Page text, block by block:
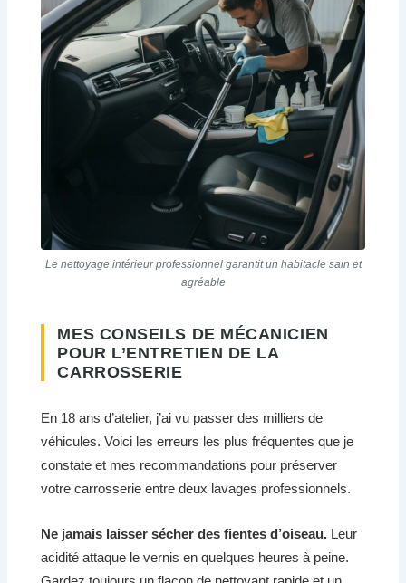
Le nettoyage intérieur professionnel garantit un habitacle sain et
agréable
MES CONSEILS DE MÉCANICIEN
POUR L’ENTRETIEN DE LA
CARROSSERIE
En 18 ans d’atelier, j’ai vu passer des milliers de
véhicules. Voici les erreurs les plus fréquentes que je
constate et mes recommandations pour préserver
votre carrosserie entre deux lavages professionnels.
Ne jamais laisser sécher des fientes d’oiseau. Leur
acidité attaque le vernis en quelques heures à peine.